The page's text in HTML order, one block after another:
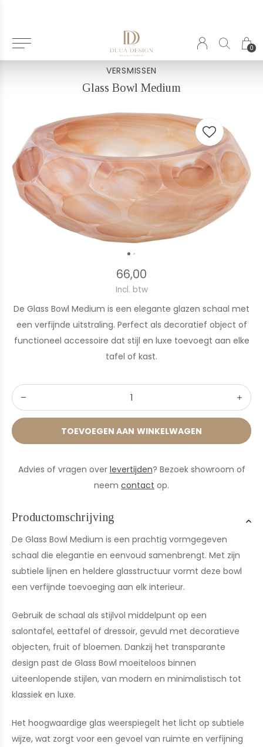
0
Terug
VERSMISSEN
Glass Bowl Medium
66,00
Incl. btw
De Glass Bowl Medium is een elegante glazen schaal met
een verfijnde uitstraling. Perfect als decoratief object of
functioneel accessoire dat stijl en luxe toevoegt aan elke
tafel of kast.
TOEVOEGEN AAN WINKELWAGEN
Advies of vragen over levertijden? Bezoek showroom of
neem contact op.
Productomschrijving
De Glass Bowl Medium is een prachtig vormgegeven
schaal die elegantie en eenvoud samenbrengt. Met zijn
subtiele lijnen en heldere glasstructuur vormt deze bowl
een verfijnde toevoeging aan elk interieur.
Gebruik de schaal als stijlvol middelpunt op een
salontafel, eettafel of dressoir, gevuld met decoratieve
objecten, fruit of bloemen. Dankzij het transparante
design past de Glass Bowl moeiteloos binnen
uiteenlopende stijlen, van modern en minimalistisch tot
klassiek en luxe.
Het hoogwaardige glas weerspiegelt het licht op subtiele
wijze, wat zorgt voor een gevoel van ruimte en verfijning